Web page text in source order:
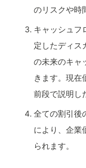
のリスクや時
キャッシュフ
定したディス
の未来のキャ
きます。現在
前段で説明し
全ての割引後
により、企業
られます。